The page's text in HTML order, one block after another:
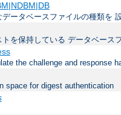
ータベースファイルの種類を
を保持している データベース
the challenge and response
space for digest authentication